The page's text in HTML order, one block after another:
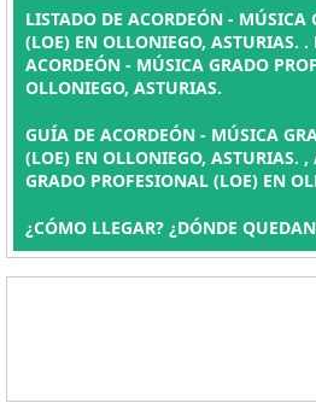
LISTADO DE ACORDEÓN - MÚSICA
(LOE) EN OLLONIEGO, ASTURIAS. .
ACORDEÓN - MÚSICA GRADO
OLLONIEGO, ASTURIAS.
GUÍA DE ACORDEÓN - MÚSICA
(LOE) EN OLLONIEGO, ASTURIAS.
GRADO PROFESIONAL (LOE) EN
¿CÓMO LLEGAR? ¿DÓNDE